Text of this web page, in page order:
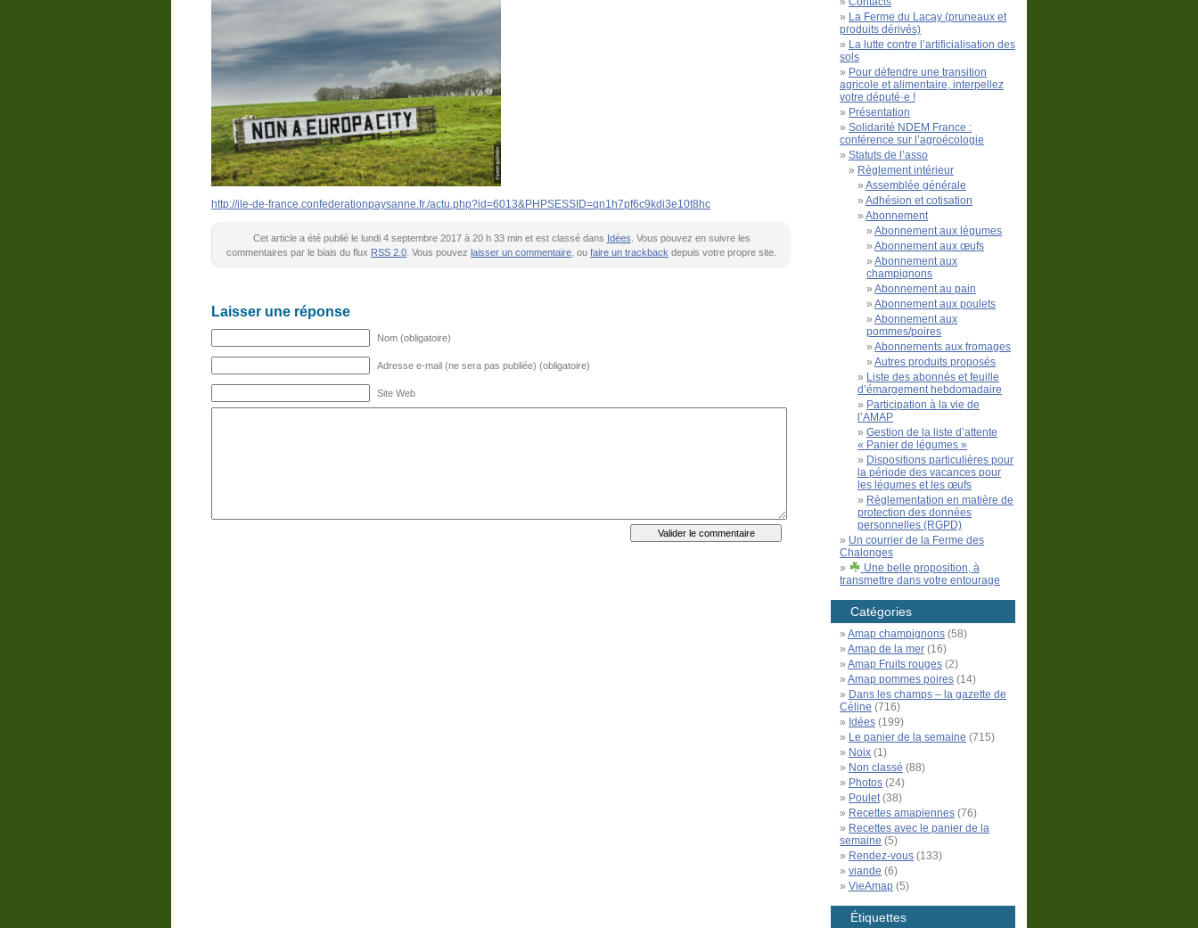
http://ile-de-france.confederationpaysanne.fr./actu.php?id=6013&PHPSESSID=qn1h7pf6c9kdi3e10t8hc
Cet article a été publié le lundi 4 septembre 2017 à 20 h 33 min et est classé dans Idées . Vous pouvez en suivre les
commentaires par le biais du flux RSS 2.0 . Vous pouvez laisser un commentaire , ou faire un trackback depuis votre propre site.
Laisser une réponse
Nom (obligatoire)
Adresse e-mail (ne sera pas publiée) (obligatoire)
Site Web
La Ferme du Lacay (pruneaux et
produits dérivés)
La lutte contre l’artificialisation des
sols
Pour défendre une transition
agricole et alimentaire, interpellez
votre député·e !
Présentation
Solidarité NDEM France :
conférence sur l’agroécologie
Statuts de l’asso
Règlement intérieur
Assemblée générale
Adhésion et cotisation
Abonnement
Abonnement aux légumes
Abonnement aux œufs
Abonnement aux
champignons
Abonnement au pain
Abonnement aux poulets
Abonnement aux
pommes/poires
Abonnements aux fromages
Autres produits proposés
Liste des abonnés et feuille
d’émargement hebdomadaire
Participation à la vie de
l’AMAP
Gestion de la liste d’attente
« Panier de légumes »
Dispositions particulières pour
la période des vacances pour
les légumes et les œufs
Règlementation en matière de
protection des données
personnelles (RGPD)
Un courrier de la Ferme des
Chalonges
Une belle proposition, à
transmettre dans votre entourage
Catégories
Amap champignons (58)
Amap de la mer (16)
Amap Fruits rouges (2)
Amap pommes poires (14)
Dans les champs – la gazette de
Céline (716)
Idées (199)
Le panier de la semaine (715)
Noix (1)
Non classé (88)
Photos (24)
Poulet(38)
Recettes amapiennes (76)
Recettes avec le panier de la
semaine (5)
Rendez-vous (133)
viande (6)
VieAmap (5)
Étiquettes